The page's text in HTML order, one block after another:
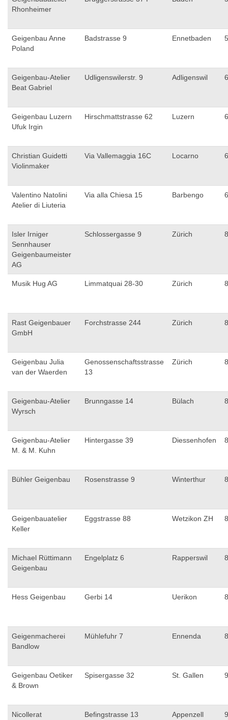
Rhonheimer
Geigenbau Anne
Poland
Badstrasse 9 Ennetbaden
Geigenbau-Atelier
Beat Gabriel
Udligenswilerstr. 9 Adligenswil
Geigenbau Luzern
Ufuk Irgin
Hirschmattstrasse 62 Luzern
Christian Guidetti
Violinmaker
Via Vallemaggia 16C Locarno
Valentino Natolini
Atelier di Liuteria
Via alla Chiesa 15 Barbengo
Isler Irniger
Sennhauser
Geigenbaumeister
AG
Schlossergasse 9 Zürich
Musik Hug AG Limmatquai 28-30 Zürich
Rast Geigenbauer
GmbH
Forchstrasse 244 Zürich
Geigenbau Julia
van der Waerden
Genossenschaftsstrasse
13
Zürich
Geigenbau-Atelier
Wyrsch
Brunngasse 14 Bülach
Geigenbau-Atelier
M. & M. Kuhn
Hintergasse 39 Diessenhofen
Bühler Geigenbau Rosenstrasse 9 Winterthur
Geigenbauatelier
Keller
Eggstrasse 88 Wetzikon ZH
Michael Rüttimann
Geigenbau
Engelplatz 6 Rapperswil
Hess Geigenbau Gerbi 14 Uerikon
Geigenmacherei
Bandlow
Mühlefuhr 7 Ennenda
Geigenbau Oetiker
& Brown
Spisergasse 32 St. Gallen
Nicollerat
Befingstrasse 13
Appenzell